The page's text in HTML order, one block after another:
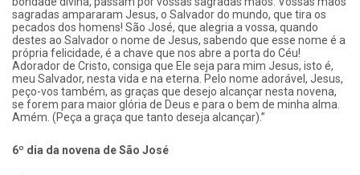
sagradas ampararam Jesus, o Salvador do mundo, que tira os
pecados dos homens! São José, que alegria a vossa, quando
destes ao Salvador o nome de Jesus, sabendo que esse nome é a
própria felicidade, é a chave que nos abre a porta do Céu!
Adorador de Cristo, consiga que Ele seja para mim Jesus, isto é,
meu Salvador, nesta vida e na eterna. Pelo nome adorável, Jesus,
peço-vos também, as graças que desejo alcançar nesta novena,
se forem para maior glória de Deus e para o bem de minha alma.
Amém. (Peça a graça que tanto deseja alcançar).”
6º dia da novena de São José